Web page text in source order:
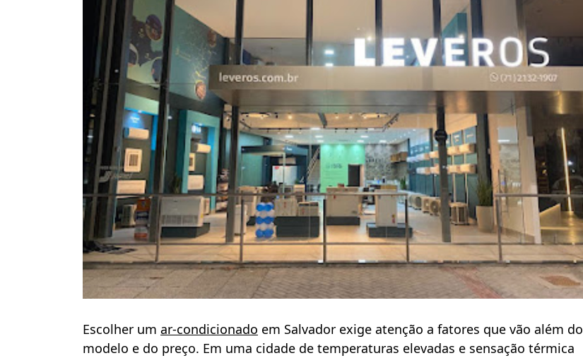
Escolher um ar-condicionado em Salvador exige atenção a fatores que vão além do
modelo e do preço. Em uma cidade de temperaturas elevadas e sensação térmica